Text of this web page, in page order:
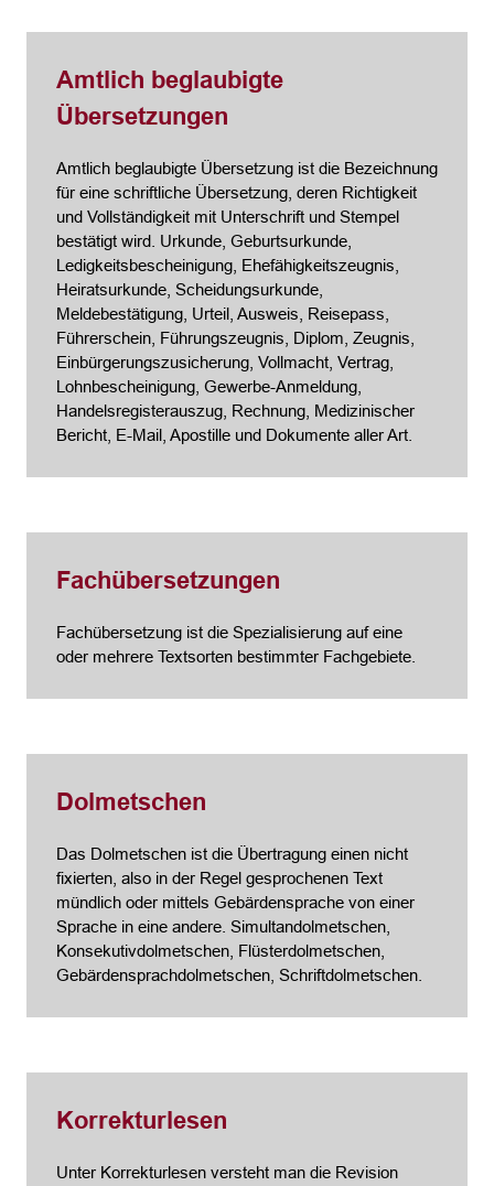
Amtlich beglaubigte
Übersetzungen
Amtlich beglaubigte Übersetzung ist die Bezeichnung
für eine schriftliche Übersetzung, deren Richtigkeit
und Vollständigkeit mit Unterschrift und Stempel
bestätigt wird. Urkunde, Geburtsurkunde,
Ledigkeitsbescheinigung, Ehefähigkeitszeugnis,
Heiratsurkunde, Scheidungsurkunde,
Meldebestätigung, Urteil, Ausweis, Reisepass,
Führerschein, Führungszeugnis, Diplom, Zeugnis,
Einbürgerungszusicherung, Vollmacht, Vertrag,
Lohnbescheinigung, Gewerbe-Anmeldung,
Handelsregisterauszug, Rechnung, Medizinischer
Bericht, E-Mail, Apostille und Dokumente aller Art.
Fachübersetzungen
Fachübersetzung ist die Spezialisierung auf eine
oder mehrere Textsorten bestimmter Fachgebiete.
Dolmetschen
Das Dolmetschen ist die Übertragung einen nicht
fixierten, also in der Regel gesprochenen Text
mündlich oder mittels Gebärdensprache von einer
Sprache in eine andere. Simultandolmetschen,
Konsekutivdolmetschen, Flüsterdolmetschen,
Gebärdensprachdolmetschen, Schriftdolmetschen.
Korrekturlesen
Unter Korrekturlesen versteht man die Revision